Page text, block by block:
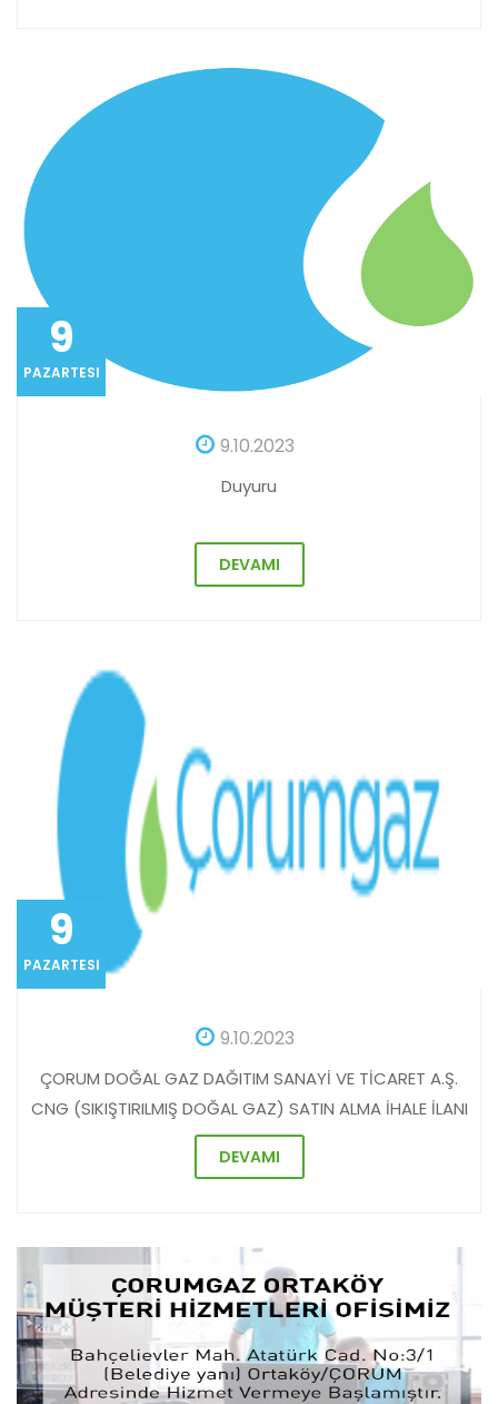
9
PAZARTESI
9.10.2023
Duyuru
DEVAMI
9
PAZARTESI
9.10.2023
ÇORUM DOĞAL GAZ DAĞITIM SANAYİ VE TİCARET A.Ş.
CNG (SIKIŞTIRILMIŞ DOĞAL GAZ) SATIN ALMA İHALE İLANI
DEVAMI